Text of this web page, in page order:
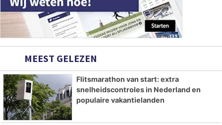
MEEST GELEZEN
Flitsmarathon van start: extra
snelheidscontroles in Nederland en
populaire vakantielanden